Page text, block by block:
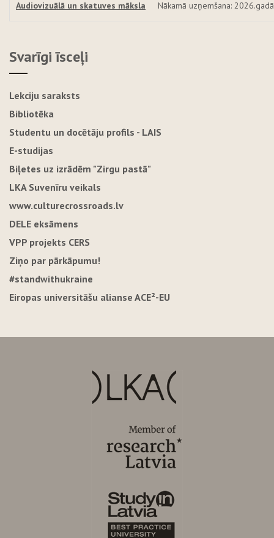
Audiovizuālā un skatuves māksla Nākamā uzņemšana: 2026.gadā
Svarīgi īsceļi
Lekciju saraksts
Bibliotēka
Studentu un docētāju profils - LAIS
E-studijas
Biļetes uz izrādēm "Zirgu pastā"
LKA Suvenīru veikals
www.culturecrossroads.lv
DELE eksāmens
VPP projekts CERS
Ziņo par pārkāpumu!
#standwithukraine
Eiropas universitāšu alianse ACE²-EU